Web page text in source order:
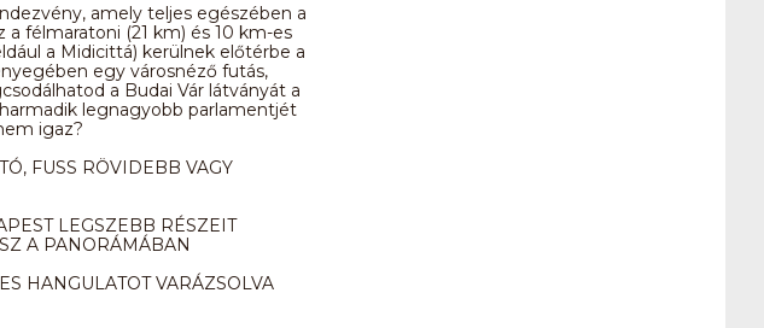
amely teljes egészében a
a félmaratoni (21 km) és 10 km-es
a Midicittá) kerülnek előtérbe a
egy városnéző futás,
a Budai Vár látványát a
legnagyobb parlamentjét
igaz?
FUSS RÖVIDEBB VAGY
LEGSZEBB RÉSZEIT
A PANORÁMÁBAN
HANGULATOT VARÁZSOLVA